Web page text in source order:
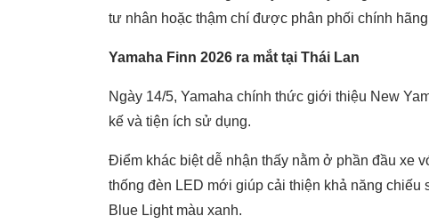
tư nhân hoặc thậm chí được phân phối chính
Yamaha Finn 2026 ra mắt tại Thái Lan
Ngày 14/5, Yamaha chính thức giới thiệu New
kế và tiện ích sử dụng.
Điểm khác biệt dễ nhận thấy nằm ở phần đầu xe
thống đèn LED mới giúp cải thiện khả năng chiếu
Blue Light màu xanh.